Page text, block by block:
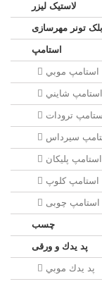
لاستیک لیزر
تونر مهرسازی
استامپ
استامپ موبي
استامپ شايني
استامپ ترودات
سيرداس
استامپ پلیکان
استامپ کلوپ
استامپ چوبی
چسب
پد يدك و ورقی
پد يدك موبي